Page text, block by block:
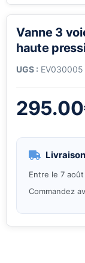
Vanne 3
haute
UGS : EV030005
295.00
Livraison
Entre le 7
Commandez